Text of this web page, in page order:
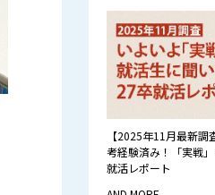
【2025年11月最新
考経験済み！「実戦
就活レポート